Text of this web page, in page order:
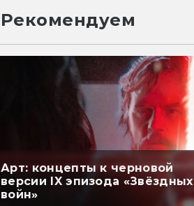
Рекомендуем
Арт: концепты к черновой
версии IX эпизода «Звёздных
войн»